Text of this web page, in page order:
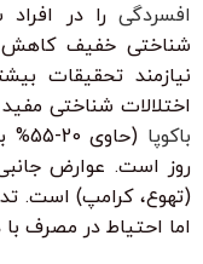
افسردگی را در
شناختی خفیف کاهش
نیازمند تحقیقات
اختلالات شناختی
باکوپا
روز است. عوارض
(تهوع، کرامپ) است.
اما احتیاط در مصرف